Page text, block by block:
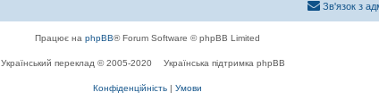
Зв'язок з
Працює на phpBB® Forum Software © phpBB Limited
Український переклад © 2005-2020 Українська підтримка phpBB
Конфіденційність | Умови